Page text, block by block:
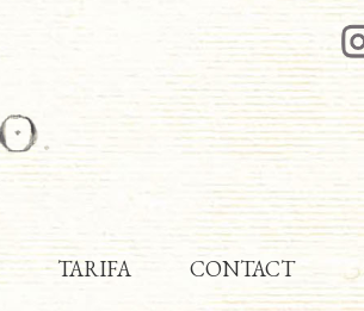
TARIFA CONTACT